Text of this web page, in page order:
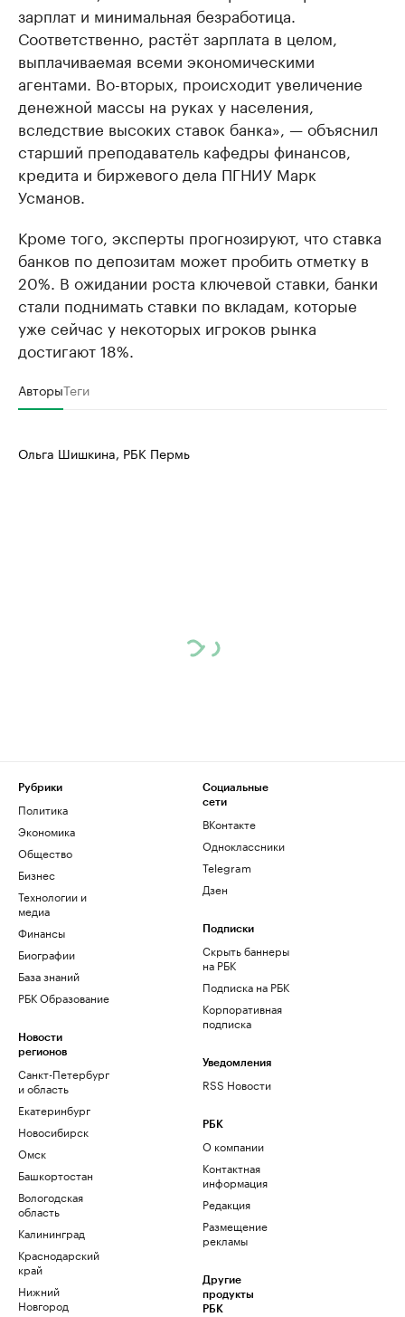
зарплат и минимальная безработица.
Соответственно, растёт зарплата в целом,
выплачиваемая всеми экономическими
агентами. Во-вторых, происходит увеличение
денежной массы на руках у населения,
вследствие высоких ставок банка», — объяснил
старший преподаватель кафедры финансов,
кредита и биржевого дела ПГНИУ Марк
Усманов.
Кроме того, эксперты прогнозируют, что ставка
банков по депозитам может пробить отметку в
20%. В ожидании роста ключевой ставки, банки
стали поднимать ставки по вкладам, которые
уже сейчас у некоторых игроков рынка
достигают 18%.
АвторыТеги
Ольга Шишкина, РБК Пермь
Рубрики
Политика
Экономика
Общество
Бизнес
Технологии и
медиа
Финансы
Биографии
База знаний
РБК Образование
Новости
регионов
Санкт-Петербург
и область
Екатеринбург
Новосибирск
Омск
Башкортостан
Вологодская
область
Калининград
Краснодарский
край
Нижний
Новгород
Социальные
сети
ВКонтакте
Одноклассники
Telegram
Дзен
Подписки
Скрыть баннеры
на РБК
Подписка на РБК
Корпоративная
подписка
Уведомления
RSS Новости
РБК
О компании
Контактная
информация
Редакция
Размещение
рекламы
Другие
продукты
РБК